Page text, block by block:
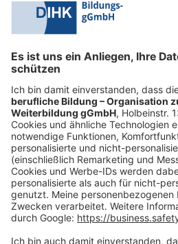
0228 6205 205
Fr.:
09:00-14:00 Uhr
shop@dihk-bildung.shop
Vertrag widerrufen
Zahlungsarten
Social Media